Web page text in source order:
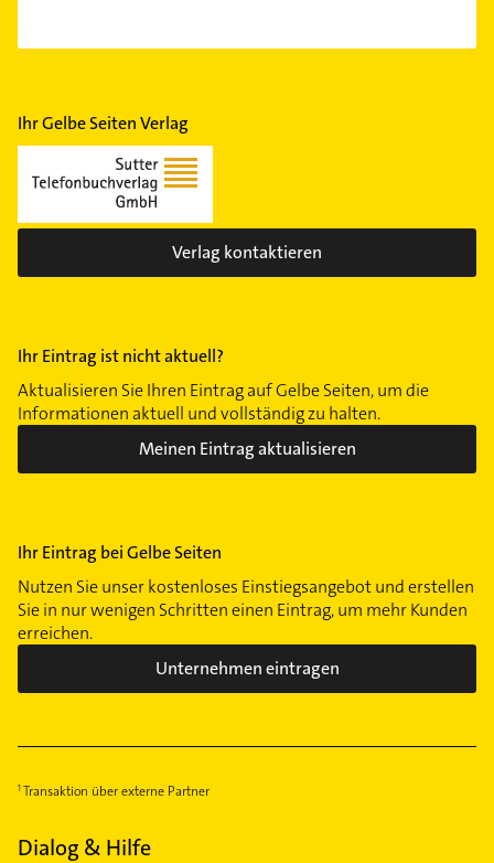
Ihr Gelbe Seiten Verlag
Verlag kontaktieren
Ihr Eintrag ist nicht aktuell?
Aktualisieren Sie Ihren Eintrag auf Gelbe Seiten, um die
Informationen aktuell und vollständig zu halten.
Meinen Eintrag aktualisieren
Ihr Eintrag bei Gelbe Seiten
Nutzen Sie unser kostenloses Einstiegsangebot und erstellen
Sie in nur wenigen Schritten einen Eintrag, um mehr Kunden
erreichen.
Unternehmen eintragen
Transaktion über externe Partner
Dialog & Hilfe